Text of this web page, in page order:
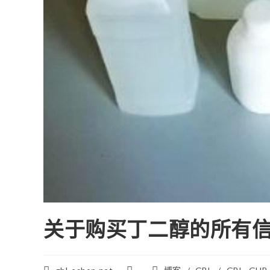
关于购买丁二醇的所有